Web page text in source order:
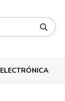
ELECTRÓNICA